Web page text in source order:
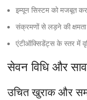
इम्यून सिस्टम को मजबूत
संक्रमणों से लड़ने की क्षमता
एंटीऑक्सिडेंट्स के स्तर में
सेवन विधि और
उचित खुराक और